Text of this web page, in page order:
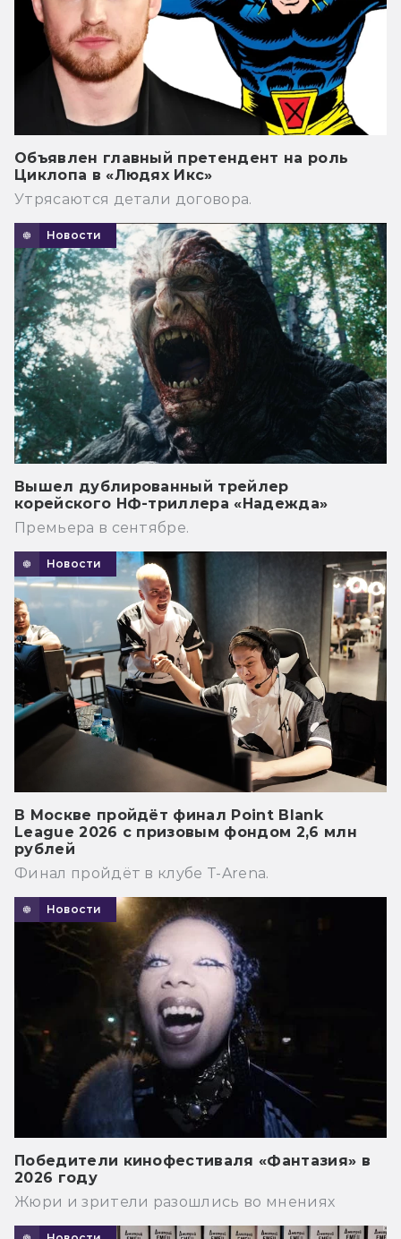
Объявлен главный претендент на роль
Циклопа в «Людях Икс»
Утрясаются детали договора.
Новости
Вышел дублированный трейлер
корейского НФ-триллера «Надежда»
Премьера в сентябре.
Новости
В Москве пройдёт финал Point Blank
League 2026 с призовым фондом 2,6 млн
рублей
Финал пройдёт в клубе T-Arena.
Новости
Победители кинофестиваля «Фантазия» в
2026 году
Жюри и зрители разошлись во мнениях